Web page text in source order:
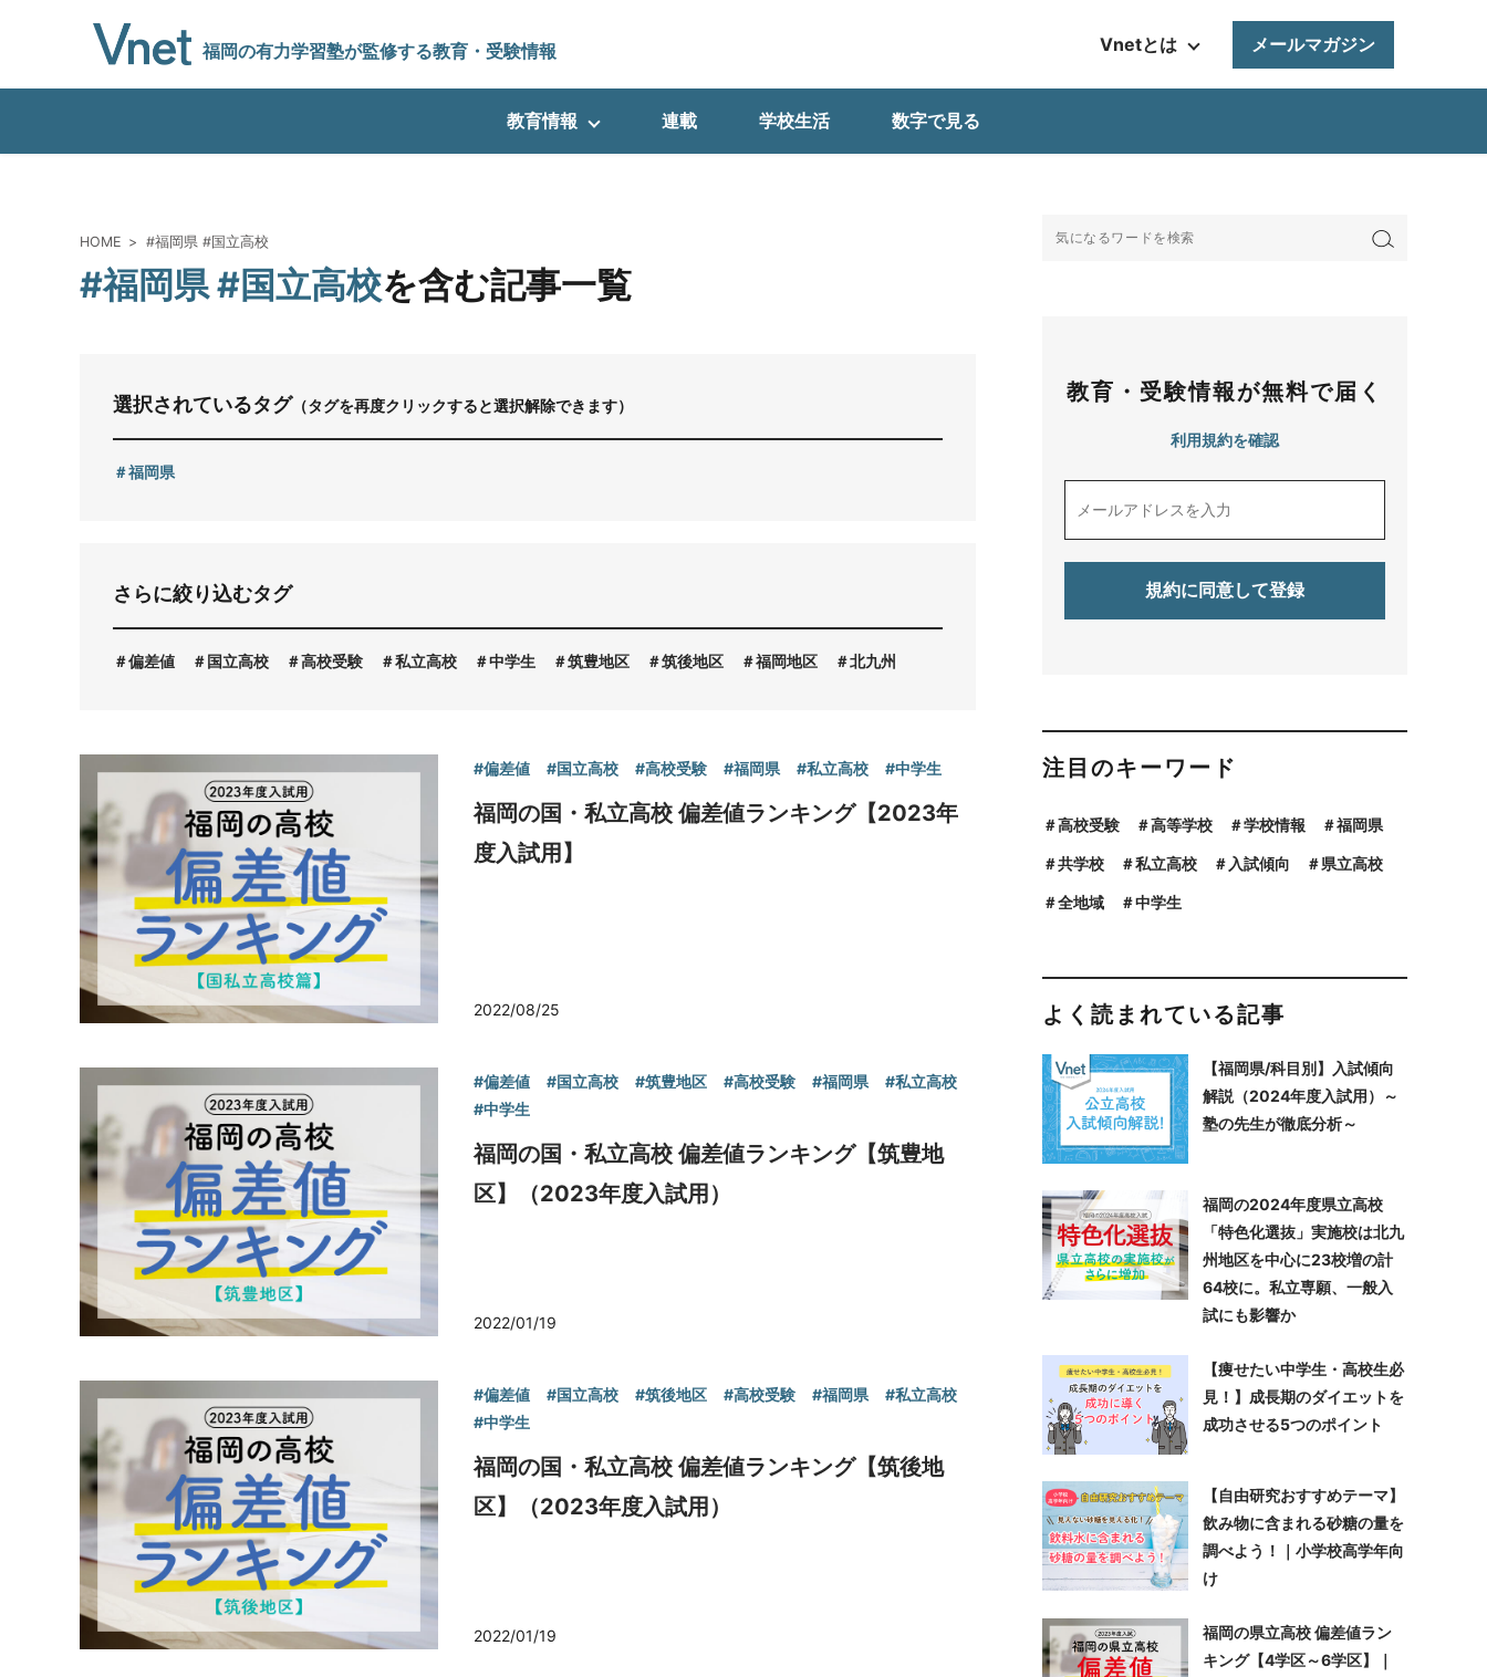
福岡の有力学習塾が監修する教育 ・受験情報 Vnetとは メールマガジン
vnetアライアンス企業
プライバシーポリシー
教育情報 連載 学校生活 数字で見る
HOME #福岡県 #国立高校
#福岡県 #国立高校を含む記事一覧
選択されているタグ（タグを再度クリックすると選択解除できます）
福岡県
さらに絞り込むタグ
偏差値 国立高校 高校受験 私立高校 中学生 筑豊地区 筑後地区 福岡地区 北九州
#偏差値 #国立高校 #高校受験 #福岡県 #私立高校 #中学生
福岡の国・私立高校 偏差値ランキング【2023年
度入試用】
2022/08/25
#偏差値 #国立高校 #筑豊地区 #高校受験 #福岡県
#私立高校
#中学生
福岡の国・私立高校 偏差値ランキング【筑豊地
区】（2023年度入試用）
2022/01/19
#偏差値 #国立高校 #筑後地区 #高校受験 #福岡県
#私立高校
#中学生
福岡の国・私立高校 偏差値ランキング【筑後地
区】（2023年度入試用）
2022/01/19
教育・受験情報が無料で届く
利用規約を確認
注目のキーワード
高校受験 高等学校 学校情報 福岡県
共学校 私立高校 入試傾向 県立高校
全地域 中学生
よく読まれている記事
【福岡県/科目別】入試傾向
解説（2024年度入試用）～
塾の先生が徹底分析～
福岡の2024年度県立高校
「特色化選抜」実施校は北九
州地区を中心に23校増の計
64校に。私立専願、一般入
試にも影響か
【痩せたい中学生・高校生必
見！】成長期のダイエットを
成功させる5つのポイント
【自由研究おすすめテーマ】
飲み物に含まれる砂糖の量を
調べよう！｜小学校高学年向
け
福岡の県立高校 偏差値ラン
キング【4学区～6学区】｜